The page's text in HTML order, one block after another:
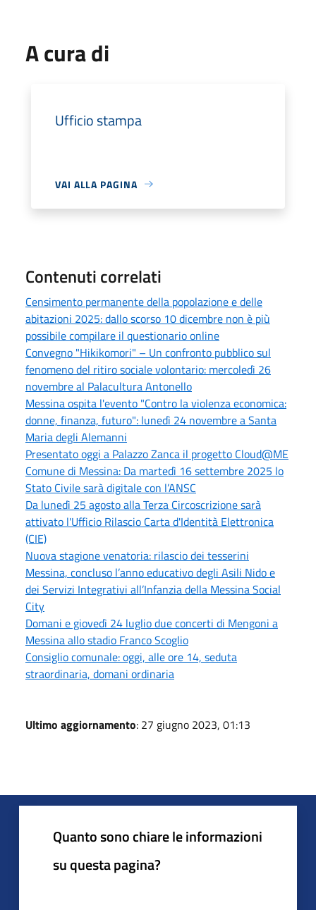
A cura di
Ufficio stampa
VAI ALLA PAGINA
Contenuti correlati
Censimento permanente della popolazione e delle
abitazioni 2025: dallo scorso 10 dicembre non è più
possibile compilare il questionario online
Convegno "Hikikomori" – Un confronto pubblico sul
fenomeno del ritiro sociale volontario: mercoledì 26
novembre al Palacultura Antonello
Messina ospita l'evento "Contro la violenza economica:
donne, finanza, futuro": lunedì 24 novembre a Santa
Maria degli Alemanni
Presentato oggi a Palazzo Zanca il progetto Cloud@ME
Comune di Messina: Da martedì 16 settembre 2025 lo
Stato Civile sarà digitale con l’ANSC
Da lunedì 25 agosto alla Terza Circoscrizione sarà
attivato l'Ufficio Rilascio Carta d'Identità Elettronica
(CIE)
Nuova stagione venatoria: rilascio dei tesserini
Messina, concluso l’anno educativo degli Asili Nido e
dei Servizi Integrativi all’Infanzia della Messina Social
City
Domani e giovedì 24 luglio due concerti di Mengoni a
Messina allo stadio Franco Scoglio
Consiglio comunale: oggi, alle ore 14, seduta
straordinaria, domani ordinaria
Ultimo aggiornamento: 27 giugno 2023, 01:13
Quanto sono chiare le informazioni
su questa pagina?